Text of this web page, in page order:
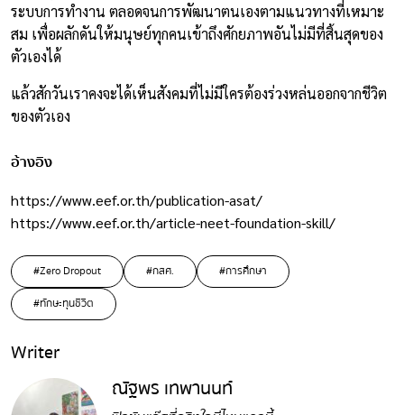
ระบบการทำงาน ตลอดจนการพัฒนาตนเองตามแนวทางที่เหมาะ
สม เพื่อผลักดันให้มนุษย์ทุกคนเข้าถึงศักยภาพอันไม่มีที่สิ้นสุดของ
ตัวเองได้
แล้วสักวันเราคงจะได้เห็นสังคมที่ไม่มีใครต้องร่วงหล่นออกจากชีวิต
ของตัวเอง
อ้างอิง
https://www.eef.or.th/publication-asat/
https://www.eef.or.th/article-neet-foundation-skill/
#Zero Dropout #กสศ.
#การศึกษา
#ทักษะทุนชีวิต
Writer
ณัฐพร เทพานนท์